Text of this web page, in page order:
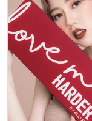
ไลฟ์สไตล์คนเมืองอย่
วาดฝันไปพร้อมๆ กั
กิจกรรมสุดโปรด กีฬ
คอลเลคชั่นนี้ก็รวมเ
สนุกสนานและมีชีวิต
คอลเลคชั่นนี้ แต่สิ่ง
เวลาเป็นเรื่องง่ายแ
มีให้เลือกอย่างจุใจ